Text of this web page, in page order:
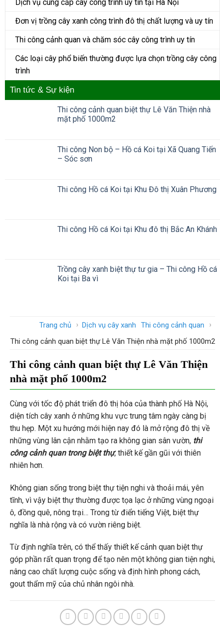
Dịch vụ cung cấp cây công trình uy tín tại Hà Nội
Đơn vị trồng cây xanh công trình đô thị chất lượng và uy tín
Thi công cảnh quan và chăm sóc cây công trình uy tín
Các loại cây phổ biến thường được lựa chọn trồng cây công
trình
Tin tức & Sự kiện
Thi công cảnh quan biệt thự Lê Văn Thiện nhà
mặt phố 1000m2
Thi công Non bộ – Hồ cá Koi tại Xã Quang Tiến
– Sóc sơn
Thi công Hồ cá Koi tại Khu Đô thị Xuân Phương
Thi công Hồ cá Koi tại Khu đô thị Bắc An Khánh
Trồng cây xanh biệt thự tư gia – Thi công Hồ cá
Koi tại Ba vì
Trang chủ › Dịch vụ cây xanh Thi công cảnh quan
›
Thi công cảnh quan biệt thự Lê Văn Thiện nhà mặt phố 1000m2
Thi công cảnh quan biệt thự Lê Văn Thiện
nhà mặt phố 1000m2
Cùng với tốc độ phát triển đô thị hóa của thành phố Hà Nội,
diện tích cây xanh ở những khu vực trung tâm ngày càng bị
thu hẹp. Một xu hướng mới hiện nay đó là mở rộng đô thị về
những vùng lân cận nhằm tạo ra không gian sân vườn, thi
công cảnh quan trong biệt thự, thiết kế gần gũi với thiên
nhiên hơn.
Không gian sống trong biệt thự tiện nghi và thoải mái, yên
tĩnh, vì vậy biệt thự thường được tọa lạc ở những vùng ngoại
ô, đồng quê, nông trại… Trong từ điển tiếng Việt, biệt thự
nghĩa là nhà rộng và có vườn riêng biệt.
Từ định nghĩa trên, có thể thấy thiết kế cảnh quan biệt thự
góp phần rất quan trọng để tạo nên một không gian tiện nghi,
nâng cao chất lượng cuộc sống và định hình phong cách,
gout thẩm mỹ của chủ nhân ngôi nhà.